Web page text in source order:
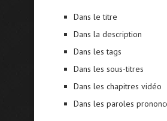
Dans le titre
Dans la description
Dans les tags
Dans les sous-titres
Dans les chapitres vidéo
Dans les paroles